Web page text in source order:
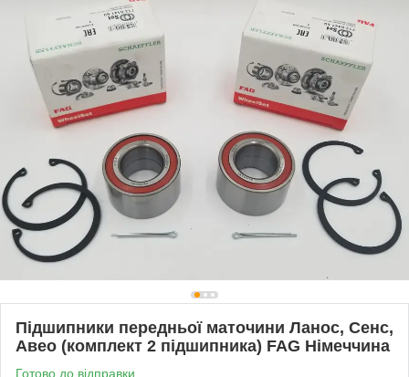
Підшипники передньої маточини Ланос, Сенс,
Авео (комплект 2 підшипника) FAG Німеччина
Готово до відправки